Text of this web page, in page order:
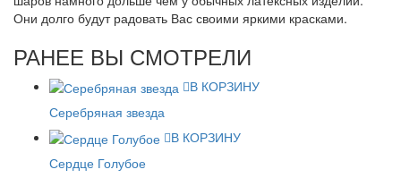
Они долго будут радовать Вас своими яркими красками.
РАНЕЕ ВЫ СМОТРЕЛИ
В КОРЗИНУ
Серебряная звезда
В КОРЗИНУ
Сердце Голубое